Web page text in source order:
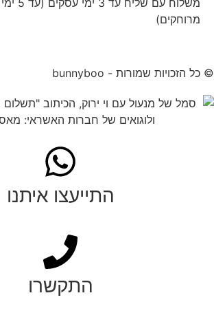
מרוחקים)
© כל הזכויות שמורות - bunnyboo
התייעצו איתנו
התקשרו